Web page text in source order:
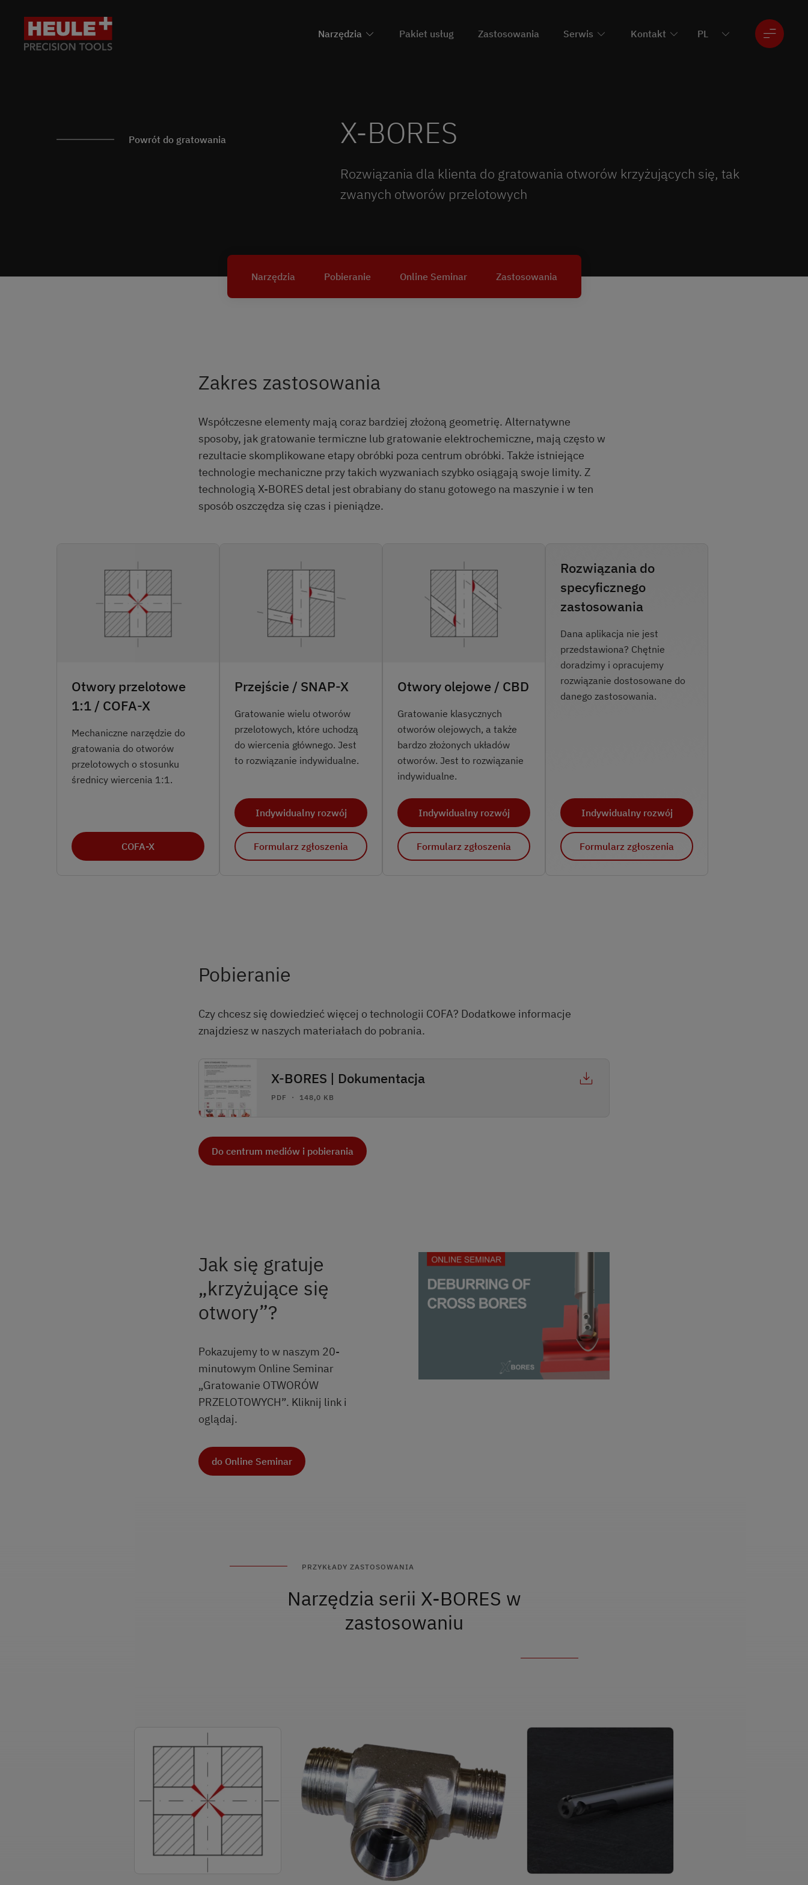
Narzędzia Pakiet usług Zastosowania Serwis Kontakt
Powrót do gratowania X-BORES
Rozwiązania dla klienta do gratowania otworów krzyżujących się, tak
zwanych otworów przelotowych
Narzędzia Pobieranie Online Seminar Zastosowania
Zakres zastosowania
Współczesne elementy mają coraz bardziej złożoną geometrię. Alternatywne
sposoby, jak gratowanie termiczne lub gratowanie elektrochemiczne, mają często w
rezultacie skomplikowane etapy obróbki poza centrum obróbki. Także istniejące
technologie mechaniczne przy takich wyzwaniach szybko osiągają swoje limity. Z
technologią X-BORES detal jest obrabiany do stanu gotowego na maszynie i w ten
sposób oszczędza się czas i pieniądze.
Otwory przelotowe
1:1 / COFA-X
Mechaniczne narzędzie do
gratowania do otworów
przelotowych o stosunku
średnicy wiercenia 1:1.
COFA-X
Przejście / SNAP-X
Gratowanie wielu otworów
przelotowych, które uchodzą
do wiercenia głównego. Jest
to rozwiązanie indywidualne.
Indywidualny rozwój
Formularz zgłoszenia
Otwory olejowe / CBD
Gratowanie klasycznych
otworów olejowych, a także
bardzo złożonych układów
otworów. Jest to rozwiązanie
indywidualne.
Indywidualny rozwój
Formularz zgłoszenia
Rozwiązania do
specyficznego
zastosowania
Dana aplikacja nie jest
przedstawiona? Chętnie
doradzimy i opracujemy
rozwiązanie dostosowane do
danego zastosowania.
Indywidualny rozwój
Formularz zgłoszenia
Pobieranie
Czy chcesz się dowiedzieć więcej o technologii COFA? Dodatkowe informacje
znajdziesz w naszych materiałach do pobrania.
X-BORES | Dokumentacja
PDF ・ 148,0 KB
Do centrum mediów i pobierania
Jak się gratuje
„krzyżujące się
otwory”?
Pokazujemy to w naszym 20-
minutowym Online Seminar
„Gratowanie OTWORÓW
PRZELOTOWYCH”. Kliknij link i
oglądaj.
do Online Seminar
PRZYKŁADY ZASTOSOWANIA
Narzędzia serii X-BORES w
zastosowaniu